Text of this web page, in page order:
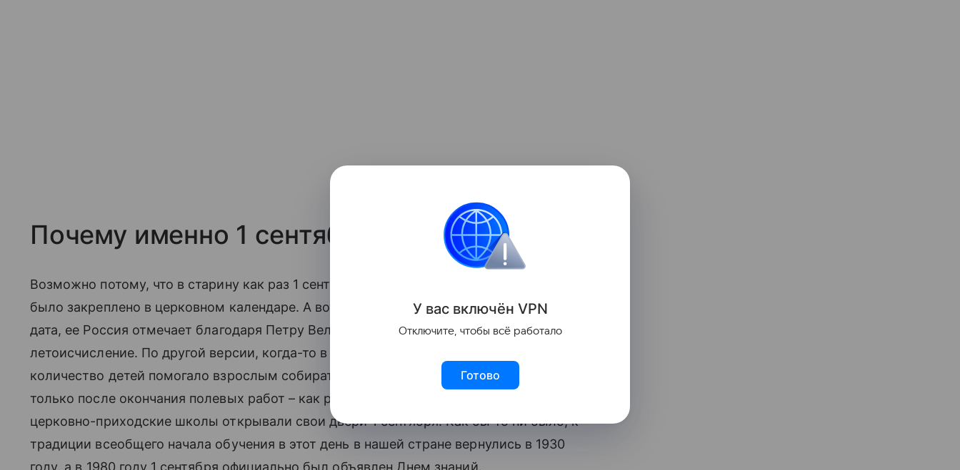
Почему именно 1 сентября?
Возможно потому, что в старину как раз 1 сентября праздновался Новый год – это
было закреплено в церковном календаре. А вот 1 января – это относительно новая
дата, ее Россия отмечает благодаря Петру Великому, который ввел новое
летоисчисление. По другой версии, когда-то в нашей аграрной стране огромное
количество детей помогало взрослым собирать урожай, и учиться они могли начать
только после окончания полевых работ – как раз к началу сентября. Вот поэтому
церковно-приходские школы открывали свои двери 1 сентября. Как бы то ни было, к
традиции всеобщего начала обучения в этот день в нашей стране вернулись в 1930
году, а в 1980 году 1 сентября официально был объявлен Днем знаний.
У вас включён VPN
Отключите, чтобы всё работало
Готово